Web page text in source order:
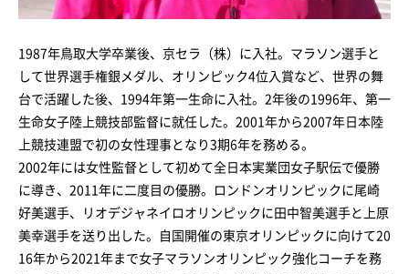
1987年鳥取大学卒業後、京セラ（株）に入社。マラソン選手と
して世界選手権銀メダル、オリンピック4位入賞など、世界の舞
台で活躍した後、1994年第一生命に入社。2年後の1996年、第一
生命女子陸上競技部監督に就任した。2001年から2007年日本陸
上競技連盟で初の女性理事となり3期6年を務める。
2002年には女性監督として初めて全日本実業団女子駅伝で優勝
に導き、2011年に二度目の優勝。ロンドンオリンピックに尾崎
好美選手、リオデジャネイロオリンピックに田中智美選手と上原
美幸選手を送り出した。自国開催の東京オリンピックに向けて20
16年から2021年まで女子マラソンオリンピック強化コーチを務